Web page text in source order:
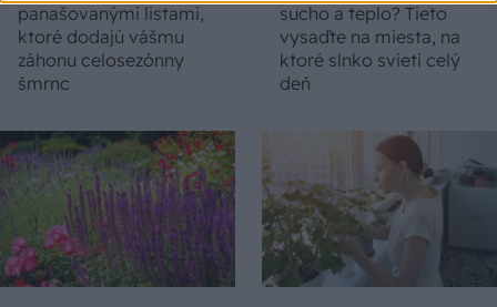
panašovanými listami,
ktoré dodajú vášmu
záhonu celosezónny
šmrnc
sucho a teplo? Tieto
vysaďte na miesta, na
ktoré slnko svieti celý
deň